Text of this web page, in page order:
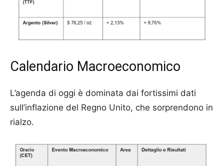
Calendario Macroeconomico
L’agenda di oggi è dominata dai fortissimi dati
sull’inflazione del Regno Unito, che sorprendono in
rialzo.